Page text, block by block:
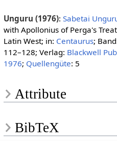
Unguru (1976): Sabetai
with Apollonius of Perga's
Latin West; in: Centaurus;
112–128; Verlag: Blackwell
1976; Quellengüte: 5
Attribute
BibTeX